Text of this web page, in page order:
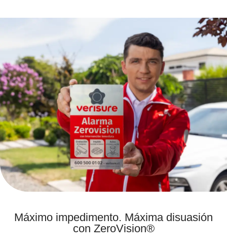
Máximo impedimento. Máxima disuasión
con ZeroVision®